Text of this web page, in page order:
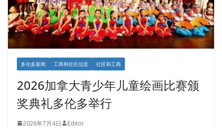
多伦多新闻 工商和社区信息 社区和工商
2026加拿大青少年儿童绘画比赛颁
奖典礼多伦多举行
2026年7月4日 Editor